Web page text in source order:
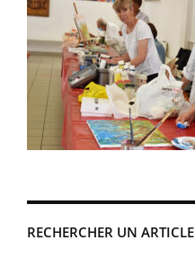
RECHERCHER UN ARTICLE